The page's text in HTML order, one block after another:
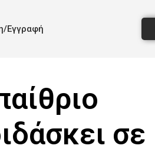
Εγγραφή
σε